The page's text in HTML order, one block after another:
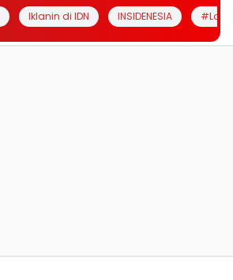
Iklanin di IDN INSIDENESIA